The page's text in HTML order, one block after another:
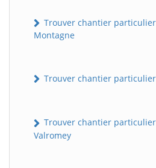
Trouver chantier
Montagne
Trouver chantier
Trouver chantier
Valromey